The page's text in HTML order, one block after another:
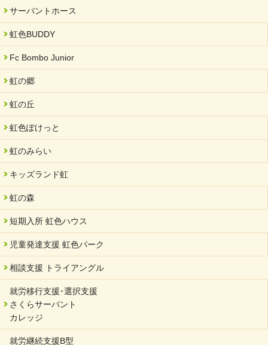
2024/09/10
2024/08/26
2024/08/01
夏休み学習支援・可茂自悠学舎
2024/07/03
中部学院大学「現代福祉マネジメント」ゲスト講師
2024/04/17
SDGs発表会・研修会
2024/04/05
中学生向けのフリースクール「可茂自悠学舎」開設
2024/04/01
を開催しました。
2024/02/20
2024/02/02
岐阜県 ワーク・ライフ・バランス推進エクセレント企業認定
2024/01/15
令和6年能登半島地震被災者支援において
サーバントホース
虹色BUDDY
Fc Bombo Junior
虹の郷
虹の丘
虹色ぽけっと
虹のみらい
キッズランド虹
虹の森
短期入所 虹色ハウス
児童発達支援 虹色パーク
相談支援 トライアングル
就労移行支援･選択支援
さくらサーバント
カレッジ
就労継続支援B型